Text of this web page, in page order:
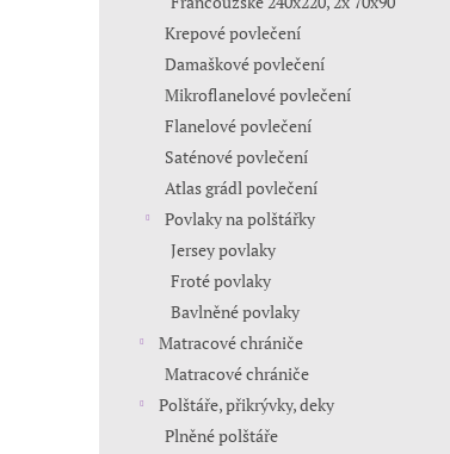
Krepové povlečení
Damaškové povlečení
Mikroflanelové povlečení
Flanelové povlečení
Saténové povlečení
Atlas grádl povlečení
Povlaky na polštářky
Jersey povlaky
Froté povlaky
Bavlněné povlaky
Matracové chrániče
Matracové chrániče
Polštáře, přikrývky, deky
Plněné polštáře